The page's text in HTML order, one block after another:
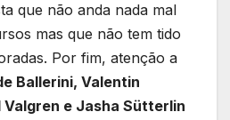
que não anda nada mal
mas que não tem tido
Por fim, atenção a
Ballerini, Valentin
e Jasha Sütterlin